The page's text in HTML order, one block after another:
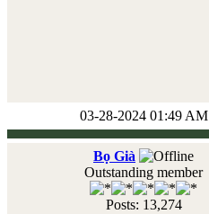
03-28-2024 01:49 AM
Bọ Già
Outstanding member
Posts: 13,274